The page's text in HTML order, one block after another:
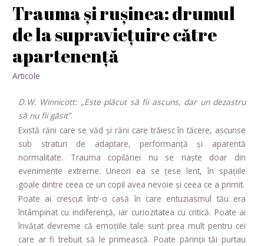
Trauma și rușinea: drumul
de la supraviețuire către
apartenență
Articole
D.W. Winnicott: „Este plăcut să fii ascuns, dar un dezastru
să nu fii găsit”.
Există răni care se văd și răni care trăiesc în tăcere, ascunse
sub straturi de adaptare, performanță și aparentă
normalitate. Trauma copilăriei nu se naște doar din
evenimente extreme. Uneori ea se țese lent, în spațiile
goale dintre ceea ce un copil avea nevoie și ceea ce a primit.
Poate ai crescut într-o casă în care entuziasmul tău era
întâmpinat cu indiferență, iar curiozitatea cu critică. Poate ai
învățat devreme că emoțiile tale sunt prea mult pentru cei
care ar fi trebuit să le primească. Poate părinții tăi purtau